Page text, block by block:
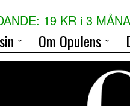
19 KR i 3
Om Opulens